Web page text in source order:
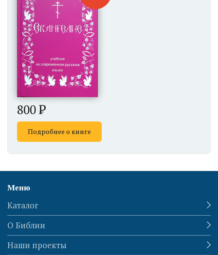
800
Подробнее о книге
Меню
Каталог
О Библии
Наши проекты